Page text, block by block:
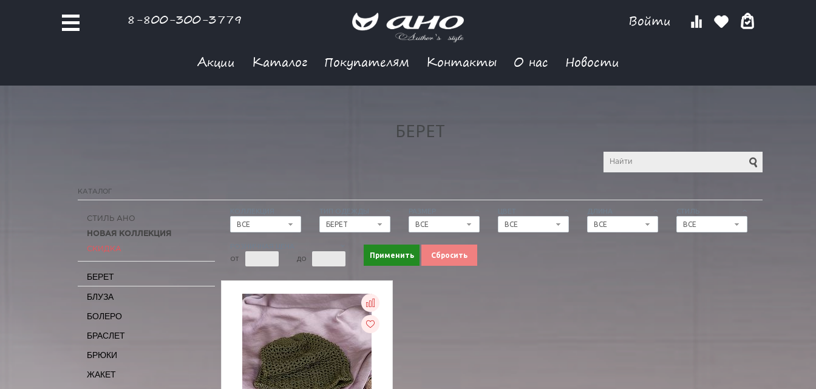
8-800-300-3779 Войти
Акции Каталог Покупателям Контакты О нас Новости
БЕРЕТ
КАТАЛОГ
ВСЕ
ТИП ОДЕЖДЫ
БЕРЕТ
ВСЕ
ВСЕ
ДЛИНА
ВСЕ
СТИЛЬ
ВСЕ
ОТ ДО Применить Сбросить
СТИЛЬ АНО
НОВАЯ КОЛЛЕКЦИЯ
СКИДКА
БЕРЕТ
БЛУЗА
БОЛЕРО
БРАСЛЕТ
БРЮКИ
ЖАКЕТ